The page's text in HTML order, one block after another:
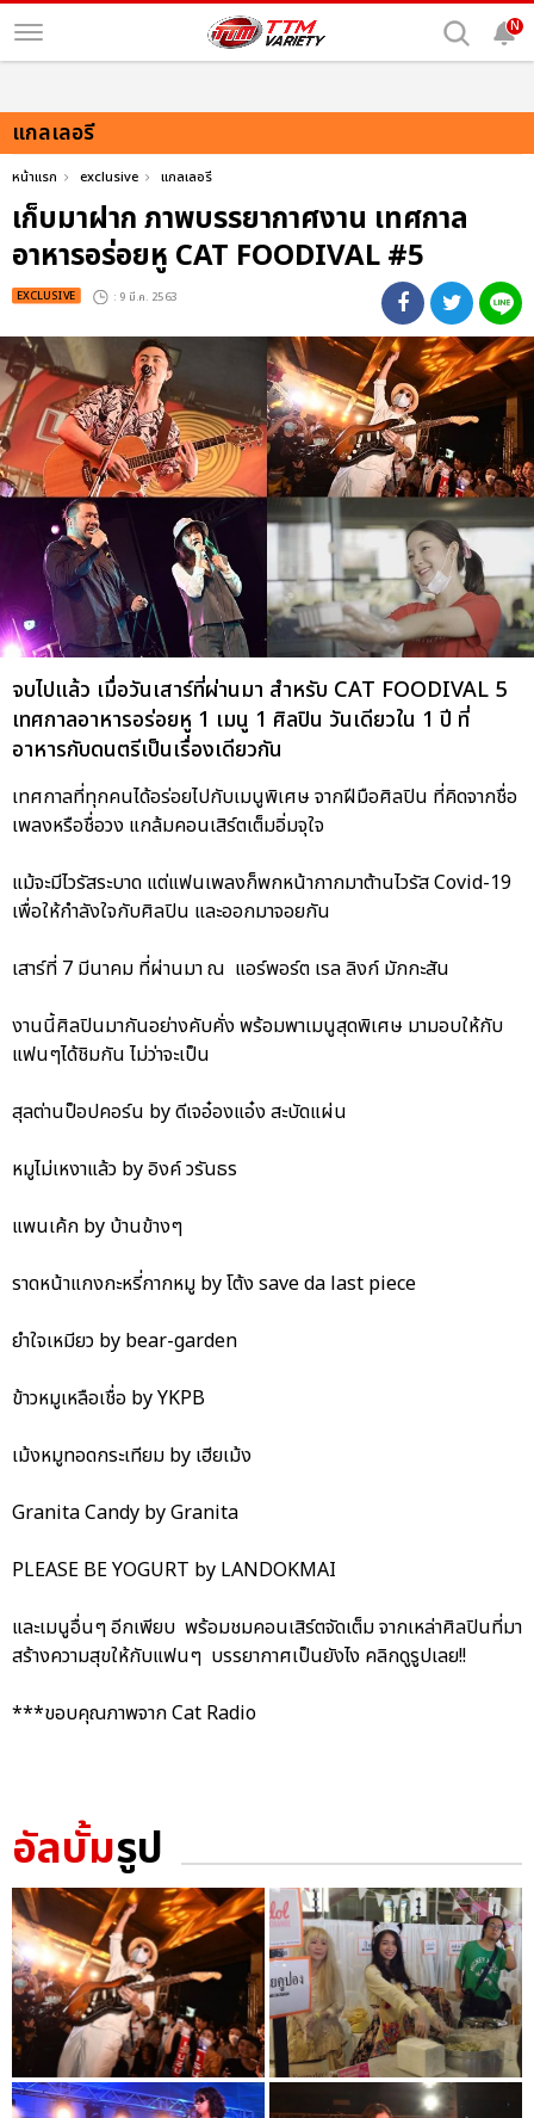
N
แกลเลอรี
หน้าแรก exclusive แกลเลอรี
เก็บมาฝาก ภาพบรรยากาศงาน เทศกาล
อาหารอร่อยหู CAT FOODIVAL #5
EXCLUSIVE : 9 มี.ค. 2563
จบไปแล้ว เมื่อวันเสาร์ที่ผ่านมา สำหรับ CAT FOODIVAL 5
เทศกาลอาหารอร่อยหู 1 เมนู 1 ศิลปิน วันเดียวใน 1 ปี ที่
อาหารกับดนตรีเป็นเรื่องเดียวกัน
เทศกาลที่ทุกคนได้อร่อยไปกับเมนูพิเศษ จากฝีมือศิลปิน ที่คิดจากชื่อ
เพลงหรือชื่อวง แกล้มคอนเสิร์ตเต็มอิ่มจุใจ
แม้จะมีไวรัสระบาด แต่แฟนเพลงก็พกหน้ากากมาต้านไวรัส Covid-19
เพื่อให้กำลังใจกับศิลปิน และออกมาจอยกัน
เสาร์ที่ 7 มีนาคม ที่ผ่านมา ณ แอร์พอร์ต เรล ลิงก์ มักกะสัน
งานนี้ศิลปินมากันอย่างคับคั่ง พร้อมพาเมนูสุดพิเศษ มามอบให้กับ
แฟนๆได้ชิมกัน ไม่ว่าจะเป็น
สุลต่านป็อปคอร์น by ดีเจอ๋องแอ๋ง สะบัดแผ่น
หมูไม่เหงาแล้ว by อิงค์ วรันธร
แพนเค้ก by บ้านข้างๆ
ราดหน้าแกงกะหรี่กากหมู by โต้ง save da last piece
ยำใจเหมียว by bear-garden
ข้าวหมูเหลือเชื่อ by YKPB
เม้งหมูทอดกระเทียม by เฮียเม้ง
Granita Candy by Granita
PLEASE BE YOGURT by LANDOKMAI
และเมนูอื่นๆ อีกเพียบ พร้อมชมคอนเสิร์ตจัดเต็ม จากเหล่าศิลปินที่มา
สร้างความสุขให้กับแฟนๆ บรรยากาศเป็นยังไง คลิกดูรูปเลย!!
***ขอบคุณภาพจาก Cat Radio
อัลบั้มรูป